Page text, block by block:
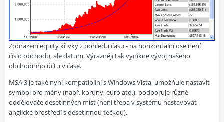
Zobrazení equity křivky z pohledu času - na horizontální ose není
číslo obchodu, ale datum. Výrazněji tak vynikne vývoj našeho
obchodního účtu v čase.
MSA 3 je také nyní kompatibilní s Windows Vista, umožňuje nastavit
symbol pro měny (např. koruny, euro atd.), podporuje různé
oddělovače desetinných míst (není třeba v systému nastavovat
anglické prostředí s desetinnou tečkou).